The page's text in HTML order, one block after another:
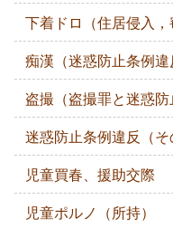
下着ドロ（住居侵入，
痴漢（迷惑防止条例違
盗撮（盗撮罪と迷惑防
迷惑防止条例違反（そ
児童買春、援助交際
児童ポルノ（所持）